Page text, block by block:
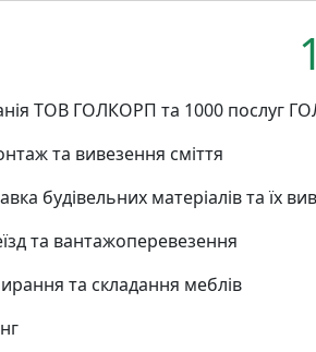
ТОВ ГОЛКОРП та 1000 послуг
та вивезення сміття
будівельних матеріалів та їх
та вантажоперевезення
та складання меблів